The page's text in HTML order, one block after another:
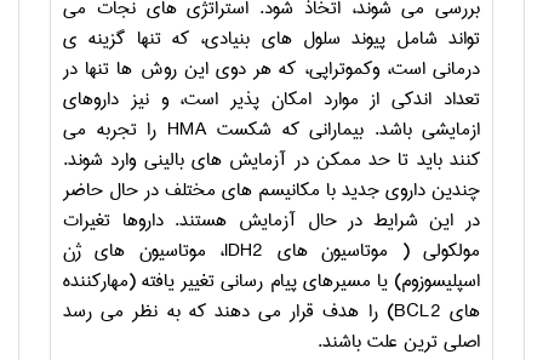
بررسی می شوند، اتخاذ شود. استراتژی های نجات می
تواند شامل پیوند سلول های بنیادی، که تنها گزینه ی
درمانی است، وکموتراپی، که هر دوی این روش ها تنها در
تعداد اندکی از موارد امکان پذیر است، و نیز داروهای
ازمایشی باشد. بیمارانی که شکستHMA را تجربه می
کنند باید تا حد ممکن در آزمایش های بالینی وارد شوند.
چندین داروی جدید با مکانیسم های مختلف در حال حاضر
در این شرایط در حال آزمایش هستند. داروها تغیرات
مولکولی ( موتاسیون های IDH2، موتاسیون های ژن
اسپلیسوزوم) یا مسیرهای پیام رسانی تغییر یافته (مهارکننده
های BCL2) را هدف قرار می دهند که به نظر می رسد
اصلی ترین علت باشند.